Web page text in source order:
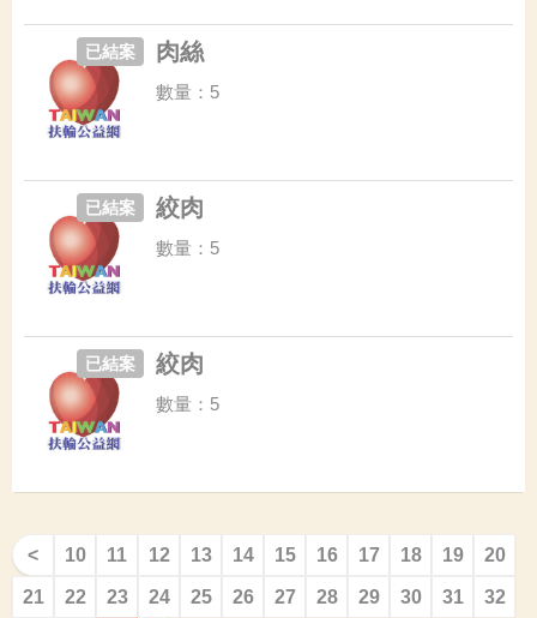
肉絲
已結案
數量：5
絞肉
已結案
數量：5
絞肉
已結案
數量：5
< 10 11 12 13 14 15 16 17 18 19 20
21 22 23 24 25 26 27 28 29 30 31 32